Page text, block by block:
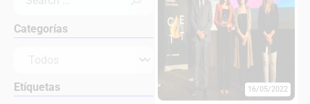
Categorías
Etíquetas 16/05/2022